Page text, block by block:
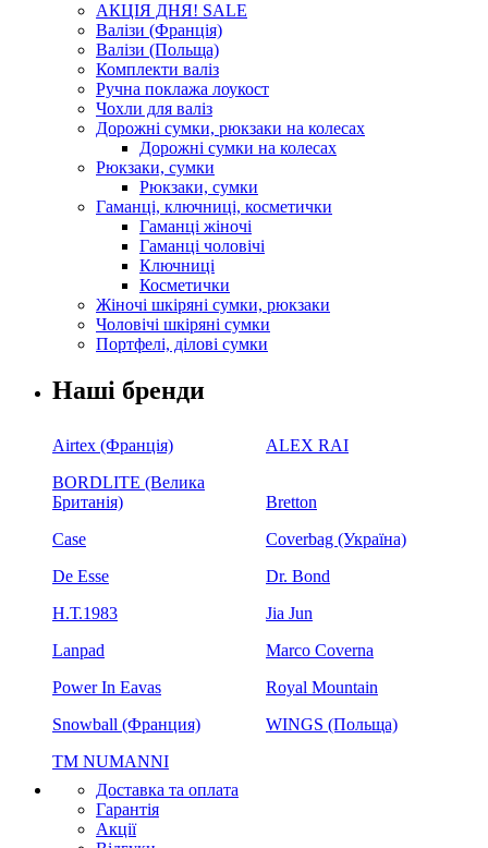
АКЦІЯ ДНЯ! SALE
Валізи (Франція)
Валізи (Польща)
Комплекти валіз
Ручна поклажа лоукост
Чохли для валіз
Дорожні сумки, рюкзаки на колесах
Дорожні сумки на колесах
Рюкзаки, сумки
Рюкзаки, сумки
Гаманці, ключниці, косметички
Гаманці жіночі
Гаманці чоловічі
Ключниці
Косметички
Жіночі шкіряні сумки, рюкзаки
Чоловічі шкіряні сумки
Портфелі, ділові сумки
Наші бренди
Airtex (Франція)
ALEX RAI
BORDLITE (Велика
Британія)
Bretton
Case
Coverbag (Україна)
De Esse
Dr. Bond
H.Т.1983
Jia Jun
Lanpad
Marco Coverna
Power In Eavas
Royal Mountain
Snowball (Франция)
WINGS (Польща)
ТМ NUMANNI
Доставка та оплата
Гарантія
Акції